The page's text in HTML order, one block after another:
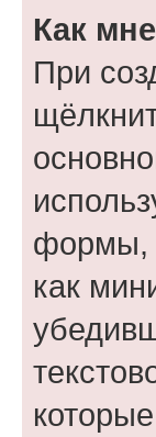
Как
При
формы,
как